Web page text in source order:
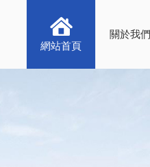
網站首頁
關於我們